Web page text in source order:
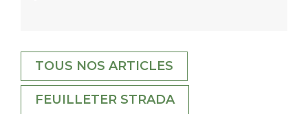
TOUS NOS ARTICLES
FEUILLETER STRADA